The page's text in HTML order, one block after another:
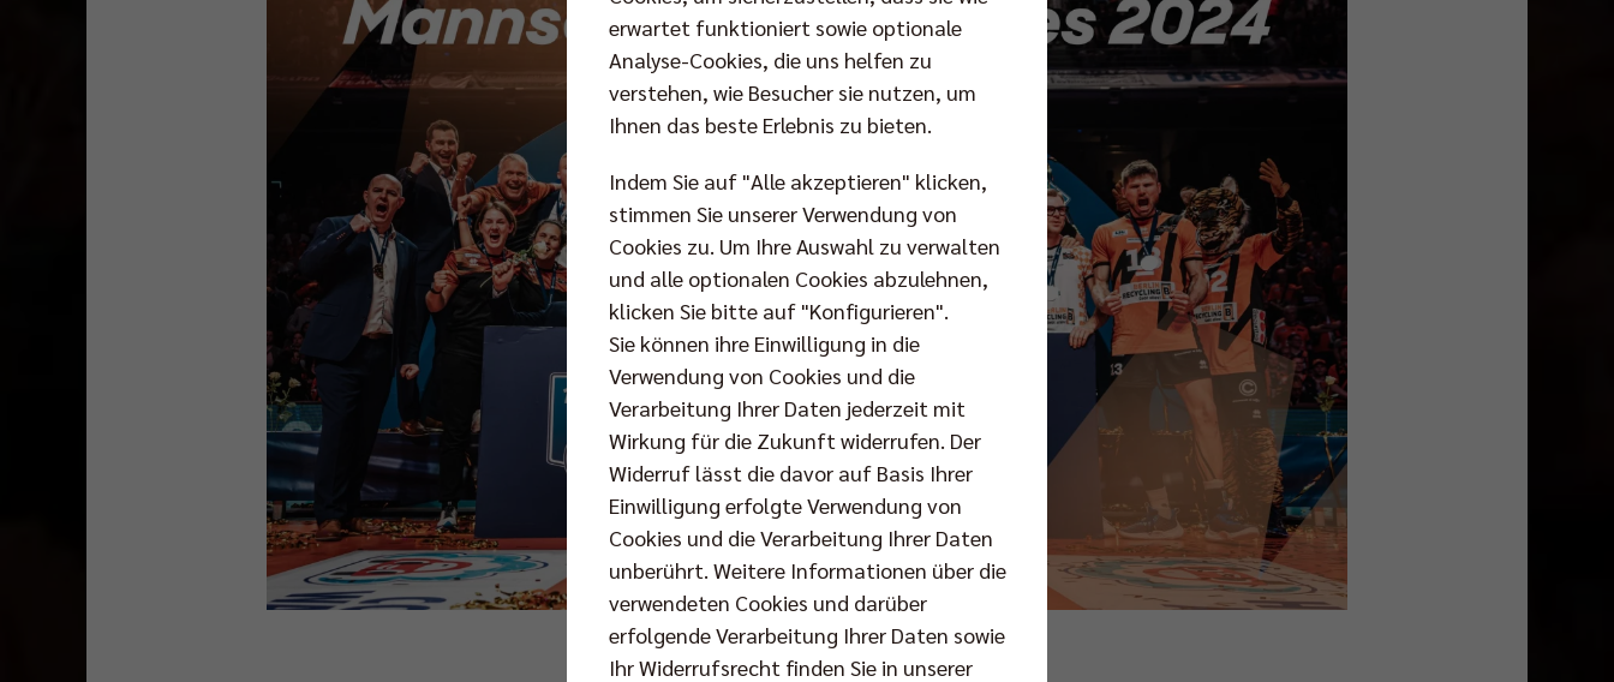
Foto: Justus Stegemann
erwartet funktioniert sowie optionale
Analyse-Cookies, die uns helfen zu
verstehen, wie Besucher sie nutzen, um
Ihnen das beste Erlebnis zu bieten.
Indem Sie auf "Alle akzeptieren" klicken,
stimmen Sie unserer Verwendung von
Cookies zu. Um Ihre Auswahl zu verwalten
und alle optionalen Cookies abzulehnen,
klicken Sie bitte auf "Konfigurieren".
Sie können ihre Einwilligung in die
Verwendung von Cookies und die
Verarbeitung Ihrer Daten jederzeit mit
Wirkung für die Zukunft widerrufen. Der
Widerruf lässt die davor auf Basis Ihrer
Einwilligung erfolgte Verwendung von
Cookies und die Verarbeitung Ihrer Daten
unberührt. Weitere Informationen über die
verwendeten Cookies und darüber
erfolgende Verarbeitung Ihrer Daten sowie
Ihr Widerrufsrecht finden Sie in unserer